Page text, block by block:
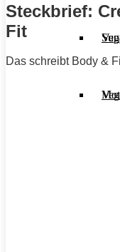
Steckbrief:
Fit
Das schreibt Body &